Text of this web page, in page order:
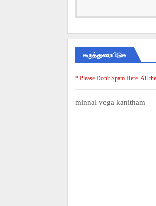
கருத்துரையிடுக
* Please Don't Spam Here. All
minnal vega kanitham